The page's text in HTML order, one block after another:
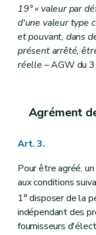
19° « valeur par
d'une valeur type
et pouvant, dans
présent arrêté,
réelle – AGW du
Agrément
Art. 3.
Pour être agréé,
aux conditions
1° disposer de la
indépendant des
fournisseurs